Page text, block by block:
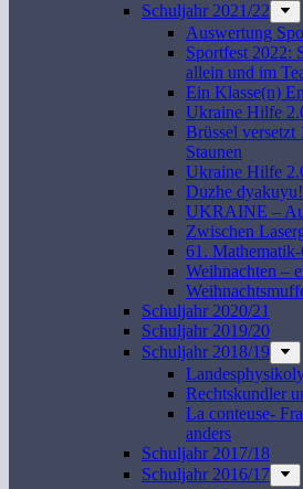
Schuljahr 2021/22
Auswertung
Sportfest 2022:
allein und im
Ein Klasse(n)
Ukraine Hilfe
Brüssel
Staunen
Ukraine Hilfe
Duzhe dyakuyu!
UKRAINE –
Zwischen
61.
Weihnachten –
Schuljahr 2020/21
Schuljahr 2019/20
Schuljahr 2018/19
Rechtskundler
La conteuse-
anders
Schuljahr 2017/18
Schuljahr 2016/17